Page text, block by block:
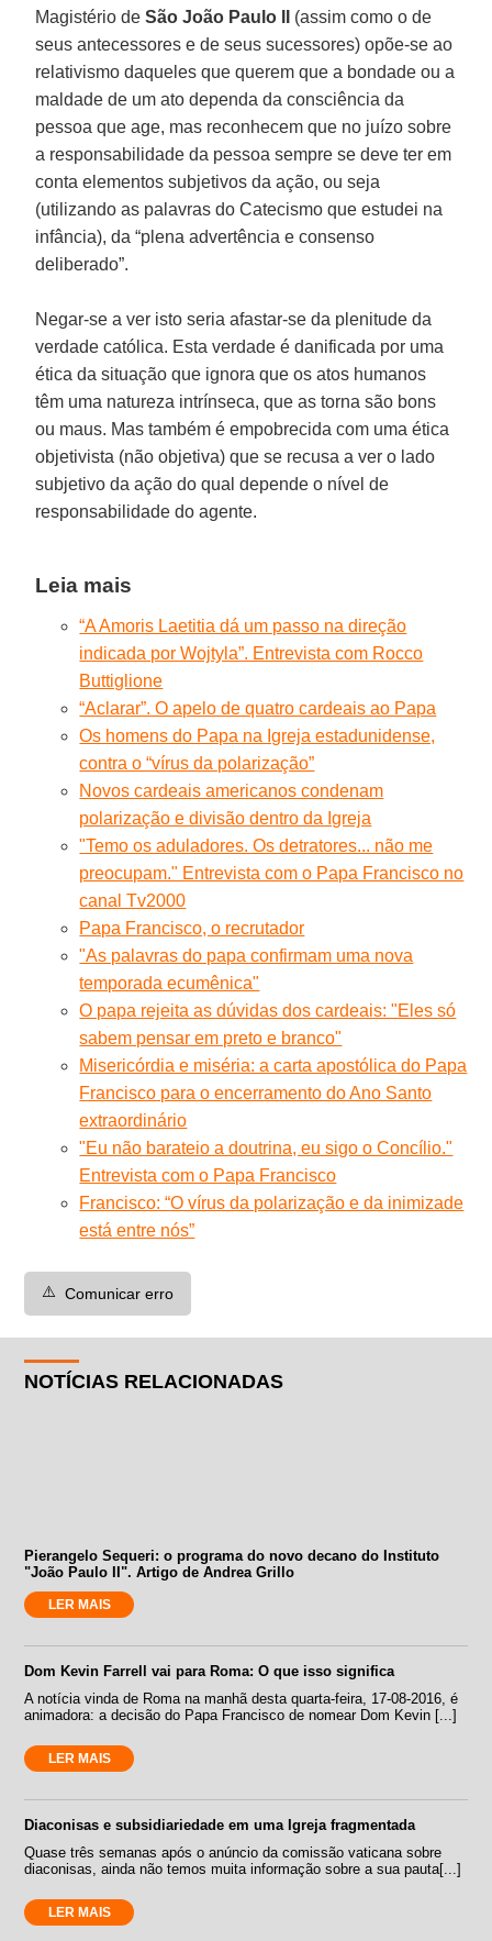
Magistério deSão João Paulo II
(assim como o de
seus antecessores e de seus sucessores) opõe-se ao
relativismo daqueles que querem que a bondade ou a
maldade de um ato dependa da consciência da
pessoa que age, mas reconhecem que no juízo sobre
a responsabilidade da pessoa sempre se deve ter em
conta elementos subjetivos da ação, ou seja
(utilizando as palavras do Catecismo que estudei na
infância), da “plena advertência e consenso
deliberado”.
Negar-se a ver isto seria afastar-se da plenitude da
verdade católica. Esta verdade é danificada por uma
ética da situação que ignora que os atos humanos
têm uma natureza intrínseca, que as torna são bons
ou maus. Mas também é empobrecida com uma ética
objetivista (não objetiva) que se recusa a ver o lado
subjetivo da ação do qual depende o nível de
responsabilidade do agente.
Leia mais
“A Amoris Laetitia dá um passo na direção
indicada por Wojtyla”. Entrevista com Rocco
Buttiglione
“Aclarar”. O apelo de quatro cardeais ao Papa
Os homens do Papa na Igreja estadunidense,
contra o “vírus da polarização”
Novos cardeais americanos condenam
polarização e divisão dentro da Igreja
"Temo os aduladores. Os detratores... não me
preocupam." Entrevista com o Papa Francisco no
canal Tv2000
Papa Francisco, o recrutador
"As palavras do papa confirmam uma nova
temporada ecumênica"
O papa rejeita as dúvidas dos cardeais: "Eles só
sabem pensar em preto e branco"
Misericórdia e miséria: a carta apostólica do Papa
Francisco para o encerramento do Ano Santo
extraordinário
"Eu não barateio a doutrina, eu sigo o Concílio."
Entrevista com o Papa Francisco
Francisco: “O vírus da polarização e da inimizade
está entre nós”
⚠️ Comunicar erro
NOTÍCIAS RELACIONADAS
Pierangelo Sequeri: o programa do novo decano do Instituto
"João Paulo II". Artigo de Andrea Grillo
LER MAIS
Dom Kevin Farrell vai para Roma: O que isso significa
A notícia vinda de Roma na manhã desta quarta-feira, 17-08-2016, é
animadora: a decisão do Papa Francisco de nomear Dom Kevin [...]
LER MAIS
Diaconisas e subsidiariedade em uma Igreja fragmentada
Quase três semanas após o anúncio da comissão vaticana sobre
diaconisas, ainda não temos muita informação sobre a sua pauta[...]
LER MAIS